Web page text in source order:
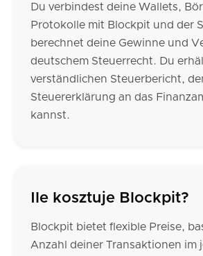
Du verbindest deine Wallets,
Protokolle mit Blockpit und der
berechnet deine Gewinne und
deutschem Steuerrecht. Du
verständlichen Steuerbericht,
Steuererklärung an das
kannst.
Ile kosztuje Blockpit?
Blockpit bietet flexible Preise,
Anzahl deiner Transaktionen im